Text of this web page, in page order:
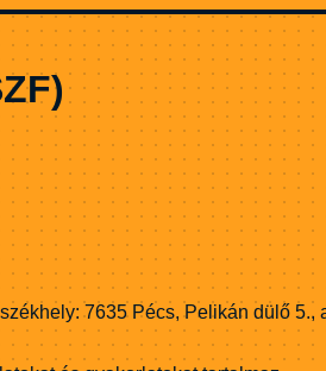
7635 Pécs, Pelikán dülő